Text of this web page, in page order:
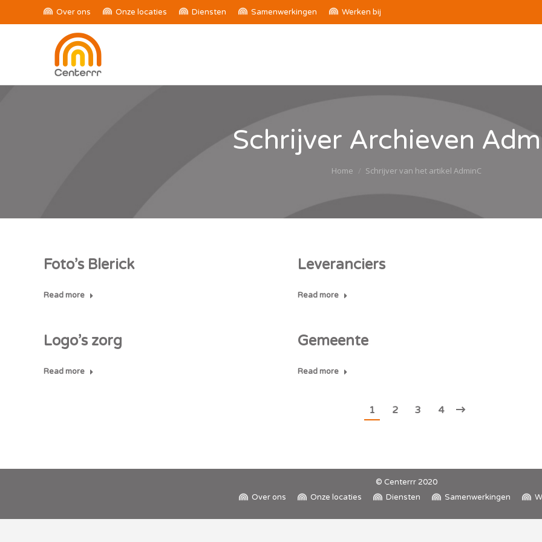
Over ons Onze locaties Diensten Samenwerkingen Werken bij
Schrijver Archieven
Je bent hier:
Home Schrijver van het artikel AdminC
Foto’s Blerick
Read more
Leveranciers
Read more
Logo’s zorg
Read more
Gemeente
Read more
1 2 3 4
© Centerrr 2020
Over ons
Onze locaties Diensten Samenwerkingen